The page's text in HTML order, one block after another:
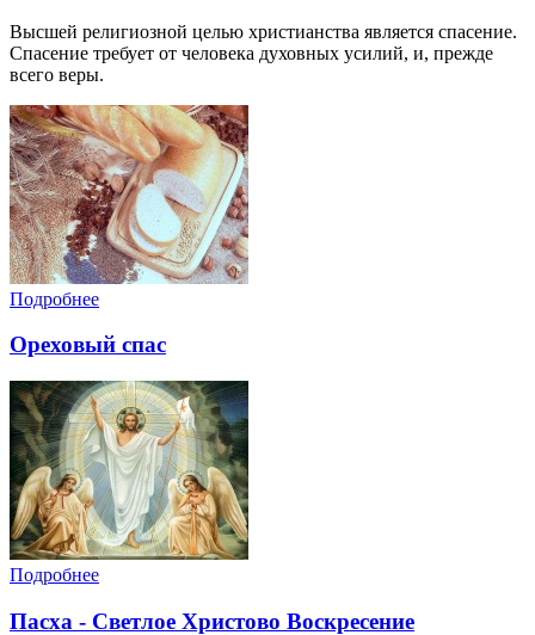
Высшей религиозной целью христианства является спасение.
Спасение требует от человека духовных усилий, и, прежде
всего веры.
Подробнее
Ореховый спас
Подробнее
Пасха - Светлое Христово Воскресение